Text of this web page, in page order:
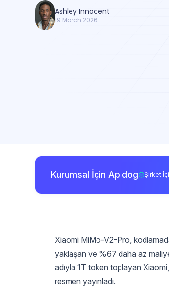
Ashley Innocent
19 March 2026
Kurumsal İçin Apidog Şirket
Xiaomi MiMo-V2-Pro,
yaklaşan ve %67 daha az
adıyla 1T token toplayan
resmen yayınladı.